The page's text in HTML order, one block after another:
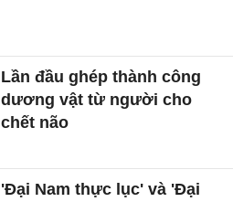
Lần đầu ghép thành công
dương vật từ người cho
chết não
'Đại Nam thực lục' và 'Đại